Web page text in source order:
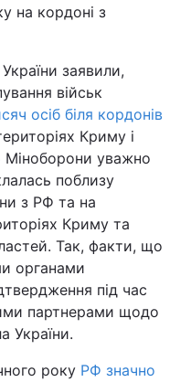
на кордоні з
заявили,
військ
осіб біля кордонів
Криму і
Міноборони уважно
поблизу
з РФ та на
Криму та
Так, факти, що
органами
під час
партнерами щодо
України.
року РФ значно